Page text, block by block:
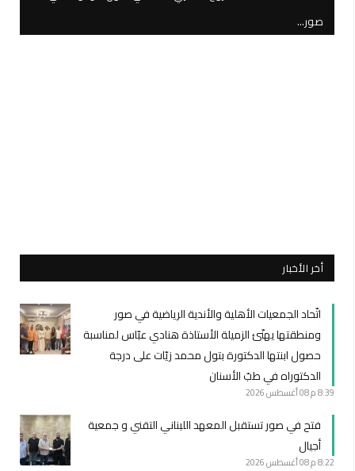
صور…
أخر الأخبار
اتّحاد الجمعيات الأهلية والأندية الرياضية في صور
ومنطقتها يهنّئ الزميلة الأستاذة هنادي عبّاس لمناسبة
حصول ابنتها الدكتورة بتول محمد زيّات على درجة
الدكتوراه في طبّ الأسنان
8:39 م 08 أغسطس 2026
فتح في صور تستقبل المعهد اللبناني التقني و جمعية
أجيال
8:22 م 08 أغسطس 2026